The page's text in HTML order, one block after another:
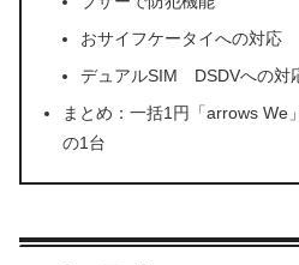
おサイフケータイへの対応
デュアルSIM DSDVへの対
まとめ：一括1円「arrows We
の1台